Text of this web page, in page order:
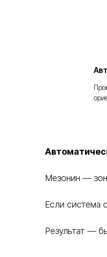
Мезонин —
Если система
Результат —